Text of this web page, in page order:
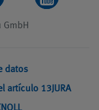
GmbH
datos
artículo 13JURA